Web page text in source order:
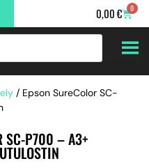
0,00€ 0
/ Epson SureColor SC-
SC-P700 – A3+